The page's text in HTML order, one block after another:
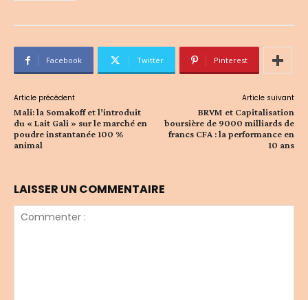
Facebook Twitter Pinterest
Article précédent
Mali: la Somakoff et l’introduit
du « Lait Gali » sur le marché en
poudre instantanée 100 %
animal
Article suivant
BRVM et Capitalisation
boursière de 9000 milliards de
francs CFA : la performance en
10 ans
LAISSER UN COMMENTAIRE